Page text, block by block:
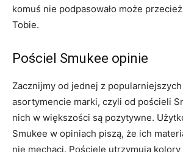
komuś nie podpasowało może
Tobie.
Pościel Smukee opinie
Zacznijmy od jednej z
asortymencie marki, czyli od pościeli
nich w większości są pozytywne.
Smukee w opiniach piszą, że ich
nie mechaci. Pościele utrzymują